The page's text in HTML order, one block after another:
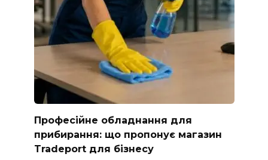
Професійне обладнання для
прибирання: що пропонує магазин
Tradeport для бізнесу